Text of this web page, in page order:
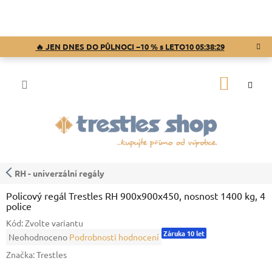
🔥 JEN DNES DO PŮLNOCI −10 % s LETO1005:38:28
RH - univerzální regály
Policový regál Trestles RH 900x900x450, nosnost 1400 kg, 4
police
Kód:Zvolte variantu
Průměrné
produktu
Neohodnoceno Podrobnosti hodnocení Záruka 10 let
Značka:Trestles